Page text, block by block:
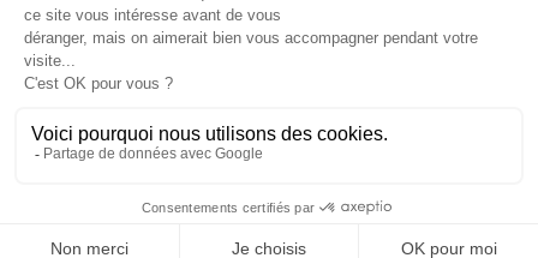
Politiques de confidentialitéPolitique cookies
Conditions générales d'utilisation